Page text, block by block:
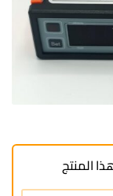
المنتج